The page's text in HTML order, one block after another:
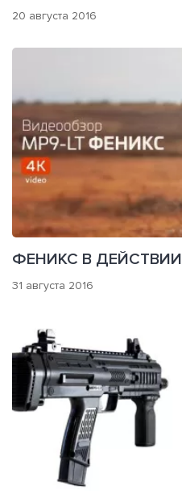
20 августа 2016
ФЕНИКС В ДЕЙСТВИИ
31 августа 2016